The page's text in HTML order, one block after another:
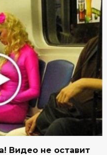
Видео не оставит